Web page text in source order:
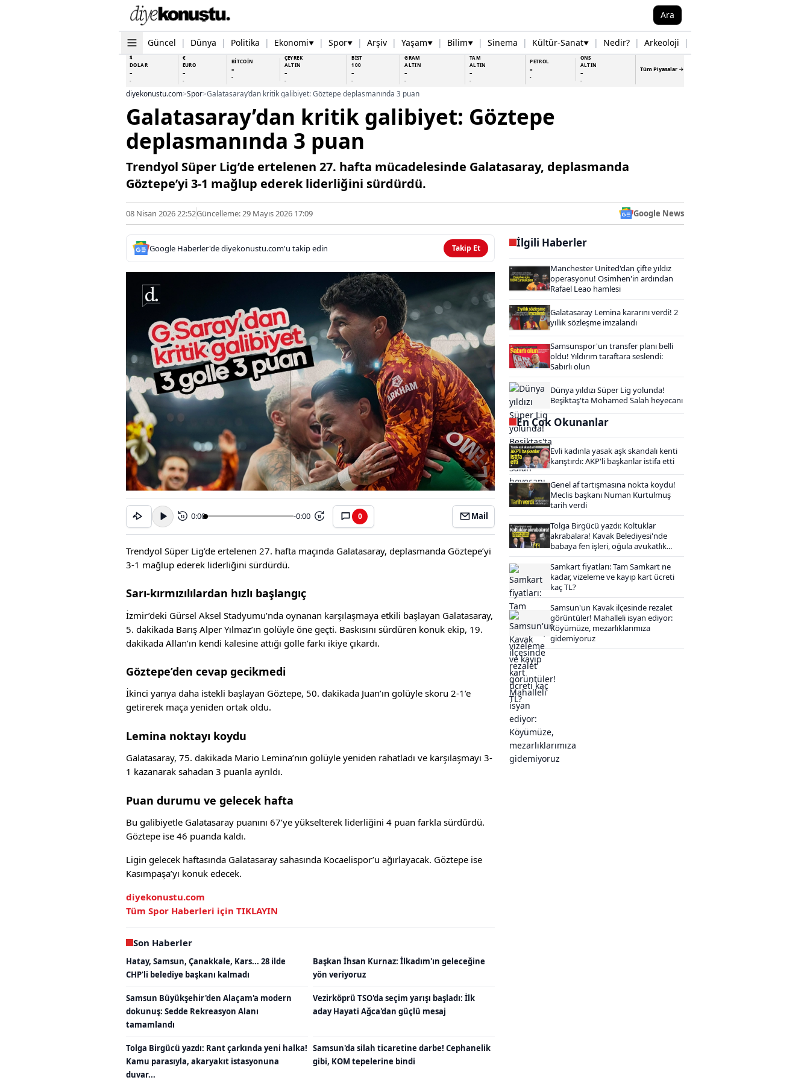
Ara
Güncel | Dünya | Politika | Ekonomi▼ | Spor▼ | Arşiv | Yaşam▼ | Bilim▼ | Sinema | Kültür-Sanat▼ | Nedir? | Arkeoloji |
$
DOLAR
-
-
€
EURO
-
-
BİTCOİN
-
-
ÇEYREK
ALTIN
-
-
BİST
100
-
-
GRAM
ALTIN
-
-
TAM
ALTIN
-
-
PETROL
-
-
ONS
ALTIN
-
-
Tüm Piyasalar →
diyekonustu.com>Spor>Galatasaray’dan kritik galibiyet: Göztepe deplasmanında 3 puan
Galatasaray’dan kritik galibiyet: Göztepe
deplasmanında 3 puan
Trendyol Süper Lig’de ertelenen 27. hafta mücadelesinde Galatasaray, deplasmanda
Göztepe’yi 3-1 mağlup ederek liderliğini sürdürdü.
08 Nisan 2026 22:52Güncelleme: 29 Mayıs 2026 17:09 Google News
Google Haberler'de diyekonustu.com'u takip edin Takip Et
15 0:00 -0:00 15 0 Mail
Trendyol Süper Lig’de ertelenen 27. hafta maçında Galatasaray, deplasmanda Göztepe’yi
3-1 mağlup ederek liderliğini sürdürdü.
Sarı-kırmızılılardan hızlı başlangıç
İzmir’deki Gürsel Aksel Stadyumu’nda oynanan karşılaşmaya etkili başlayan Galatasaray,
5. dakikada Barış Alper Yılmaz’ın golüyle öne geçti. Baskısını sürdüren konuk ekip, 19.
dakikada Allan’ın kendi kalesine attığı golle farkı ikiye çıkardı.
Göztepe’den cevap gecikmedi
İkinci yarıya daha istekli başlayan Göztepe, 50. dakikada Juan’ın golüyle skoru 2-1’e
getirerek maça yeniden ortak oldu.
Lemina noktayı koydu
Galatasaray, 75. dakikada Mario Lemina’nın golüyle yeniden rahatladı ve karşılaşmayı 3-
1 kazanarak sahadan 3 puanla ayrıldı.
Puan durumu ve gelecek hafta
Bu galibiyetle Galatasaray puanını 67’ye yükselterek liderliğini 4 puan farkla sürdürdü.
Göztepe ise 46 puanda kaldı.
Ligin gelecek haftasında Galatasaray sahasında Kocaelispor’u ağırlayacak. Göztepe ise
Kasımpaşa’yı konuk edecek.
diyekonustu.com
Tüm Spor Haberleri için TIKLAYIN
Son Haberler
Hatay, Samsun, Çanakkale, Kars... 28 ilde
CHP'li belediye başkanı kalmadı
Başkan İhsan Kurnaz: İlkadım'ın geleceğine
yön veriyoruz
Samsun Büyükşehir'den Alaçam'a modern
dokunuş: Sedde Rekreasyon Alanı
tamamlandı
Vezirköprü TSO'da seçim yarışı başladı: İlk
aday Hayati Ağca'dan güçlü mesaj
Tolga Birgücü yazdı: Rant çarkında yeni halka!
Kamu parasıyla, akaryakıt istasyonuna
duvar...
Samsun'da silah ticaretine darbe! Cephanelik
gibi, KOM tepelerine bindi
İlgili Haberler
Manchester United'dan çifte yıldız
operasyonu! Osimhen'in ardından
Rafael Leao hamlesi
Galatasaray Lemina kararını verdi! 2
yıllık sözleşme imzalandı
Samsunspor'un transfer planı belli
oldu! Yıldırım taraftara seslendi:
Sabırlı olun
Dünya yıldızı Süper Lig yolunda!
Beşiktaş'ta Mohamed Salah heyecanı
En Çok Okunanlar
Evli kadınla yasak aşk skandalı kenti
karıştırdı: AKP'li başkanlar istifa etti
Genel af tartışmasına nokta koydu!
Meclis başkanı Numan Kurtulmuş
tarih verdi
Tolga Birgücü yazdı: Koltuklar
akrabalara! Kavak Belediyesi'nde
babaya fen işleri, oğula avukatlık...
Samkart fiyatları: Tam Samkart ne
kadar, vizeleme ve kayıp kart ücreti
kaç TL?
Samsun'un Kavak ilçesinde rezalet
görüntüler! Mahalleli isyan ediyor:
Köyümüze, mezarlıklarımıza
gidemiyoruz